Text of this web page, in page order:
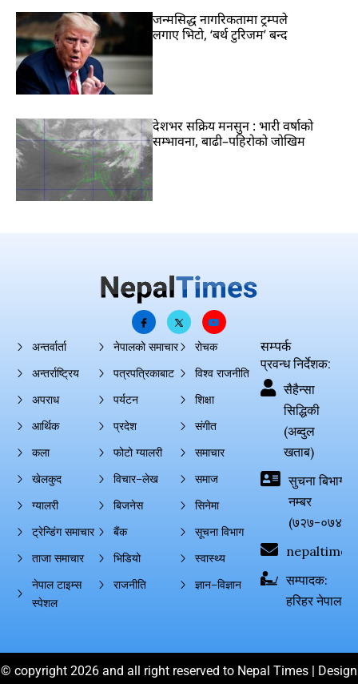
जन्मसिद्ध नागरिकतामा ट्रम्पले
लगाए भिटो, ‘बर्थ टुरिजम’ बन्द
देशभर सक्रिय मनसुन : भारी वर्षाको
सम्भावना, बाढी–पहिरोको जोखिम
अन्तर्वार्ता
अन्तर्राष्ट्रिय
अपराध
आर्थिक
कला
खेलकुद
ग्यालरी
ट्रेन्डिंग समाचार
ताजा समाचार
नेपाल टाइम्स
स्पेशल
नेपालको समाचार
पत्रपत्रिकाबाट
पर्यटन
प्रदेश
फोटो ग्यालरी
विचार–लेख
बिजनेस
बैंक
भिडियो
राजनीति
रोचक
विश्व राजनीति
शिक्षा
संगीत
समाचार
समाज
सिनेमा
सूचना विभाग
स्वास्थ्य
ज्ञान–विज्ञान
सम्पर्क
प्रवन्ध निर्देशक:
सैहैन्सा
सिद्धिकी
(अब्दुल
खताब)
सुचना बिभाग
नम्बर
(७२७-०७४-
सम्पादक:
हरिहर नेपाल
© copyright 2026 and all right reserved to Nepal Times | Design